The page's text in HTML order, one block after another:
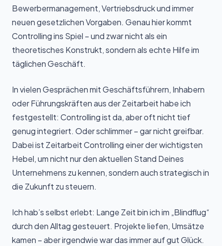
Bewerbermanagement, Vertriebsdruck und immer
neuen gesetzlichen Vorgaben. Genau hier kommt
Controlling ins Spiel – und zwar nicht als ein
theoretisches Konstrukt, sondern als echte Hilfe im
täglichen Geschäft.
In vielen Gesprächen mit Geschäftsführern, Inhabern
oder Führungskräften aus der Zeitarbeit habe ich
festgestellt: Controlling ist da, aber oft nicht tief
genug integriert. Oder schlimmer – gar nicht greifbar.
Dabei ist Zeitarbeit Controlling einer der wichtigsten
Hebel, um nicht nur den aktuellen Stand Deines
Unternehmens zu kennen, sondern auch strategisch in
die Zukunft zu steuern.
Ich hab’s selbst erlebt: Lange Zeit bin ich im „Blindflug“
durch den Alltag gesteuert. Projekte liefen, Umsätze
kamen – aber irgendwie war das immer auf gut Glück.